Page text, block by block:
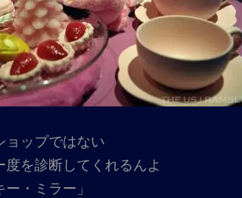
ョップではない
を診断してくれるんよ
・ミラー」